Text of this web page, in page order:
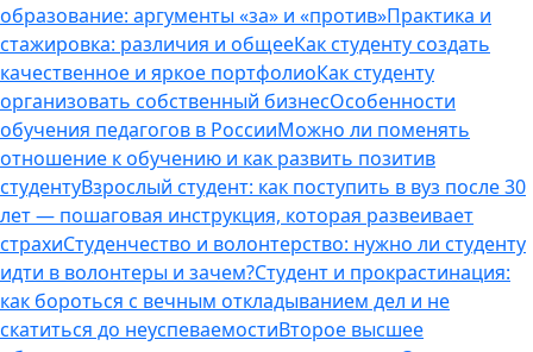
образование: аргументы «за» и «против»Практика и
стажировка: различия и общееКак студенту создать
качественное и яркое портфолиоКак студенту
организовать собственный бизнесОсобенности
обучения педагогов в РоссииМожно ли поменять
отношение к обучению и как развить позитив
студентуВзрослый студент: как поступить в вуз после 30
лет — пошаговая инструкция, которая развеивает
страхиСтуденчество и волонтерство: нужно ли cтуденту
идти в волонтеры и зачем?Студент и прокрастинация:
как бороться с вечным откладыванием дел и не
скатиться до неуспеваемостиВторое высшее